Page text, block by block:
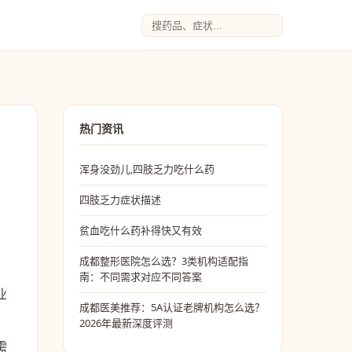
热门资讯
浑身没劲儿,四肢乏力吃什么药
四肢乏力症状描述
贫血吃什么药补得快又有效
成都整形医院怎么选？3类机构适配指
南：不同需求对应不同答案
成都医美推荐：5A认证老牌机构怎么选？
2026年最新深度评测